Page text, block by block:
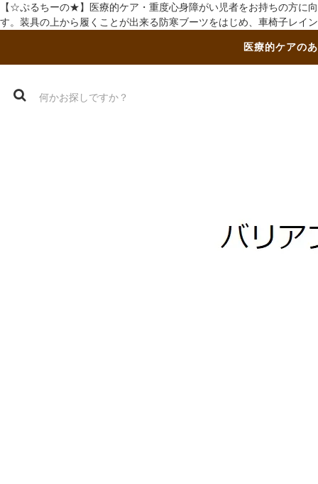
【☆ぷるちーの★】医療的ケア・重度心身障がい児者をお持ちの方
す。装具の上から履くことが出来る防寒ブーツをはじめ、車椅子レイ
医療的ケアの